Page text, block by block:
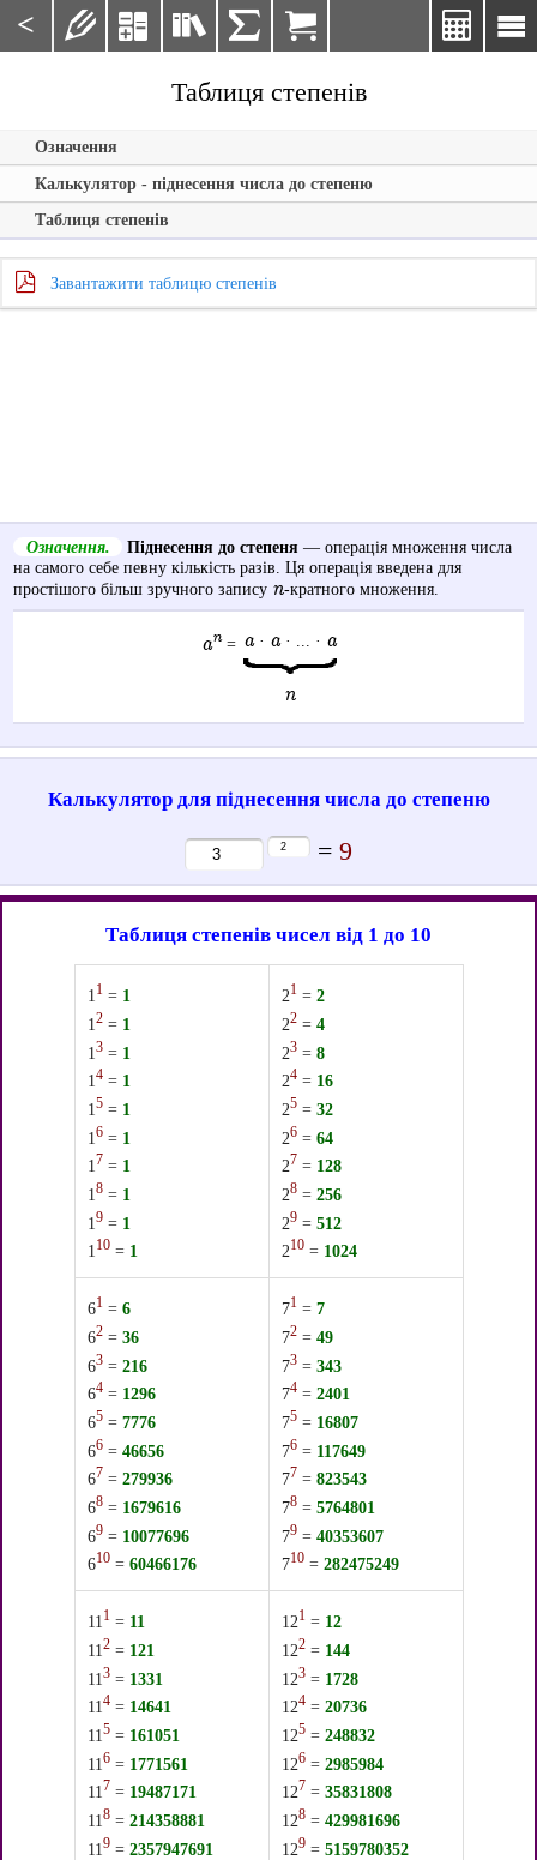
< 

    
Таблиця степенів
Означення
Калькулятор - піднесення числа до степеню
Таблиця степенів
Завантажити таблицю степенів
Означення. Піднесення до степеня — операція множення числа
на самого себе певну кількість разів. Ця операція введена для
простішого більш зручного запису n-кратного множення.
an= a· a· ... · a
n
Калькулятор для піднесення числа до степеню
=9
Таблиця степенів чисел від 1 до 10
1 1= 1
12= 1
13= 1
14= 1
15= 1
16= 1
17 = 1
18= 1
19= 1
1 10= 1
21= 2
22= 4
23= 8
24= 16
25= 32
26= 64
27 = 128
28= 256
29= 512
210= 1024
61= 6
62= 36
63= 216
64= 1296
65= 7776
66= 46656
67 = 279936
68= 1679616
69= 10077696
610= 60466176
71= 7
72= 49
73= 343
74= 2401
75= 16807
76= 117649
77 = 823543
78= 5764801
79= 40353607
710= 282475249
11 1= 11
112= 121
113= 1331
114= 14641
115= 161051
116= 1771561
117 = 19487171
118= 214358881
119= 2357947691
121= 12
122= 144
123= 1728
124= 20736
125= 248832
126= 2985984
127 = 35831808
128= 429981696
129= 5159780352